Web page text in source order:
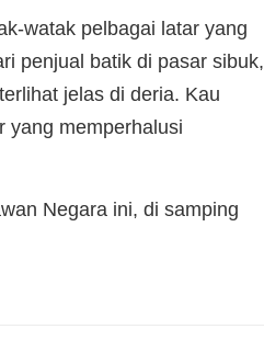
watak pelbagai latar yang
penjual batik di pasar sibuk,
jelas di deria. Kau
yang memperhalusi
Negara ini, di samping